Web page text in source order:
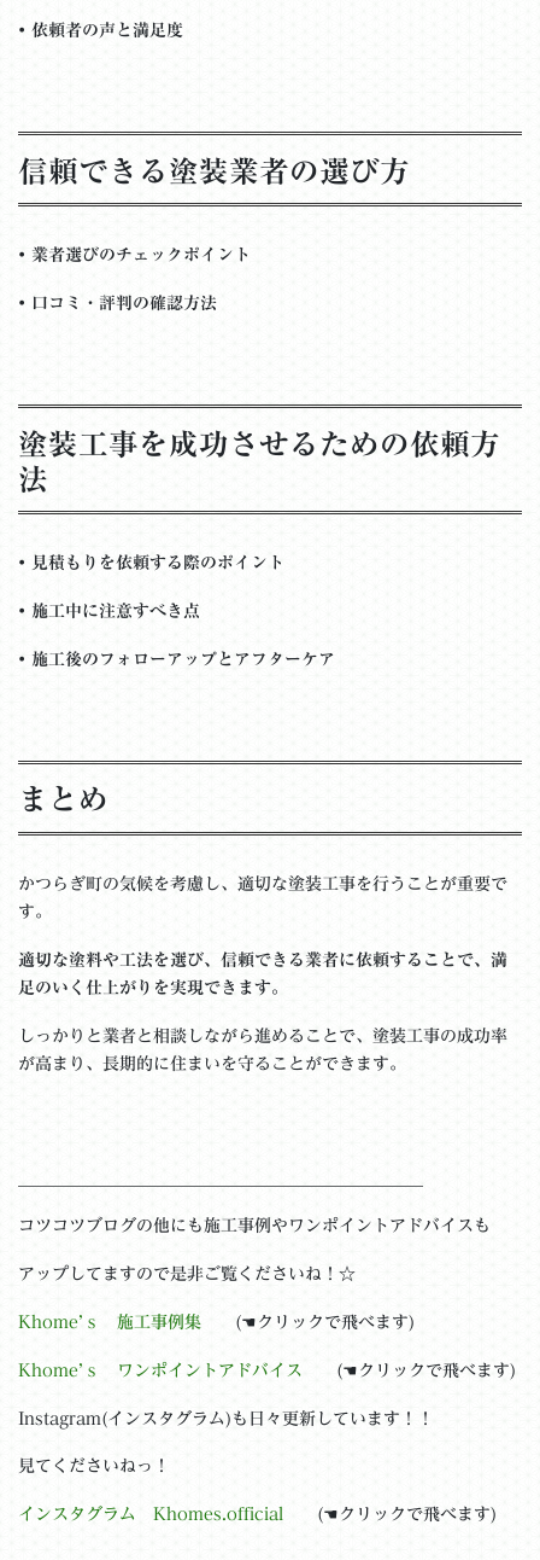
• 依頼者の声と満足度
信頼できる塗装業者の選び方
• 業者選びのチェックポイント
• 口コミ・評判の確認方法
塗装工事を成功させるための依頼方
法
• 見積もりを依頼する際のポイント
• 施工中に注意すべき点
• 施工後のフォローアップとアフターケア
まとめ
かつらぎ町の気候を考慮し、適切な塗装工事を行うことが重要で
す。
適切な塗料や工法を選び、信頼できる業者に依頼することで、満
足のいく仕上がりを実現できます。
しっかりと業者と相談しながら進めることで、塗装工事の成功率
が高まり、長期的に住まいを守ることができます。
コツコツブログの他にも施工事例やワンポイントアドバイスも
アップしてますので是非ご覧くださいね！☆
Khome’ｓ 施工事例集 (☚クリックで飛べます)
Khome’ｓ ワンポイントアドバイス (☚クリックで飛べます)
Instagram(インスタグラム)も日々更新しています！！
見てくださいねっ！
インスタグラム Khomes.official (☚クリックで飛べます)